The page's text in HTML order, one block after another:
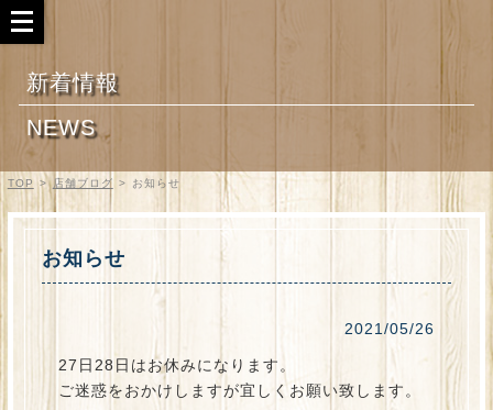
新着情報
NEWS
TOP > 店舗ブログ > お知らせ
お知らせ
2021/05/26
27日28日はお休みになります。
ご迷惑をおかけしますが宜しくお願い致します。